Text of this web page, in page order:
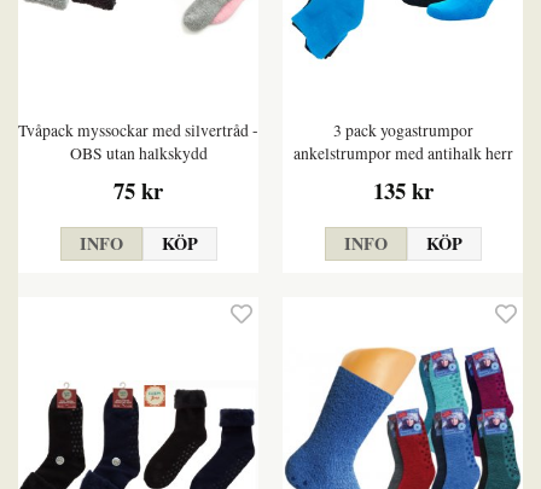
Tvåpack myssockar med silvertråd -
OBS utan halkskydd
75 kr
INFO KÖP
3 pack yogastrumpor
ankelstrumpor med antihalk herr
135 kr
INFO KÖP